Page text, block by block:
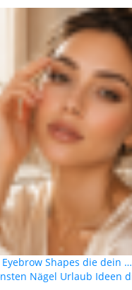
Shapes die dein …